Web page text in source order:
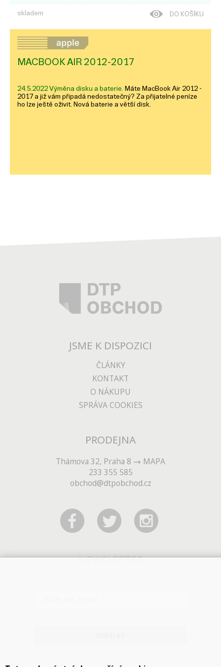
recyklovat.
skladem DO KOŠÍKU
MACBOOK AIR 2012-2017
24.5.2022 Výměna disku a baterie. Máte MacBook Air 2012 -
2017 a již vám připadá nedostatečný? Za přijatelné peníze
ho lze ještě oživit. Nová baterie a větší disk.
JSME K DISPOZICI
ČLÁNKY
KONTAKT
O NÁKUPU
SPRÁVA COOKIES
PRODEJNA
Thámova 32, Praha 8
MAPA
233 355 585
obchod@dtpobchod.cz
NEWSLETTER